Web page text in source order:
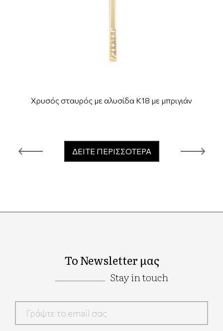
Χρυσός σταυρός με αλυσίδα Κ18 με μπριγιάν
ΔΕΙΤΕ ΠΕΡΙΣΣΟΤΕΡΑ
Το Newsletter μας
Stay in touch